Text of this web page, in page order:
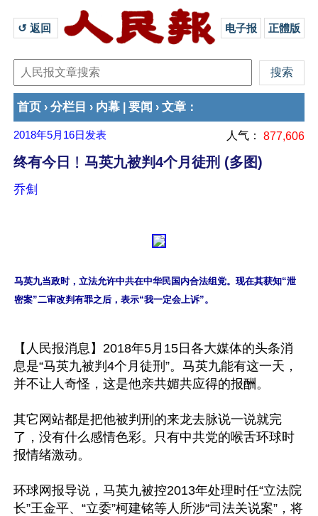
↺ 返回 电子报 正體版
首页 › 分栏目 › 内幕 要闻 › 文章 ：
2018年5月16日 发表 人气： 877,606
终有今日﹗马英九被判4个月徒刑 (多图)
乔劁
马英九当政时，立法允许中共在中华民国内合法组党。现在其获知“泄
密案”二审改判有罪之后，表示“我一定会上诉”。
【人民报消息】2018年5月15日各大媒体的头条消
息是“马英九被判4个月徒刑”。马英九能有这一天，
并不让人奇怪，这是他亲共媚共应得的报酬。
其它网站都是把他被判刑的来龙去脉说一说就完
了，没有什么感情色彩。只有中共党的喉舌环球时
报情绪激动。
环球网报导说，马英九被控2013年处理时任“立法院
长”王金平、“立委”柯建铭等人所涉“司法关说案”，将